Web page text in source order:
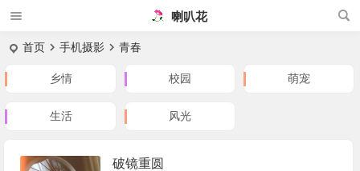
喇叭花
首页 手机摄影 青春
乡情 校园 萌宠
生活 风光
破镜重圆